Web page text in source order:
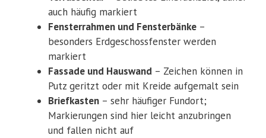
auch häufig markiert
Fensterrahmen und Fensterbänke –
besonders Erdgeschossfenster werden
markiert
Fassade und Hauswand – Zeichen können in
Putz geritzt oder mit Kreide aufgemalt sein
Briefkasten – sehr häufiger Fundort;
Markierungen sind hier leicht anzubringen
und fallen nicht auf